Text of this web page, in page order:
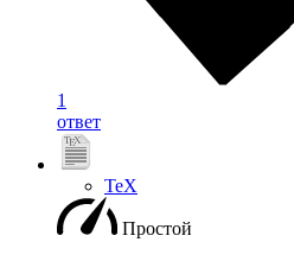
1
ответ
TeX
Простой